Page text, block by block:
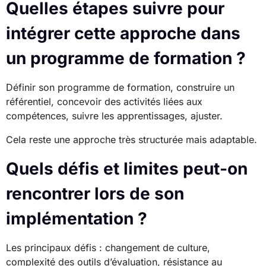
Quelles étapes suivre pour
intégrer cette approche dans
un programme de formation ?
Définir son programme de formation, construire un
référentiel, concevoir des activités liées aux
compétences, suivre les apprentissages, ajuster.
Cela reste une approche très structurée mais adaptable.
Quels défis et limites peut-on
rencontrer lors de son
implémentation ?
Les principaux défis : changement de culture,
complexité des outils d’évaluation, résistance au